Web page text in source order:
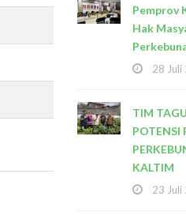
Pemprov
Hak
28 Juli
TIM
POTENSI
KALTIM
23 Juli